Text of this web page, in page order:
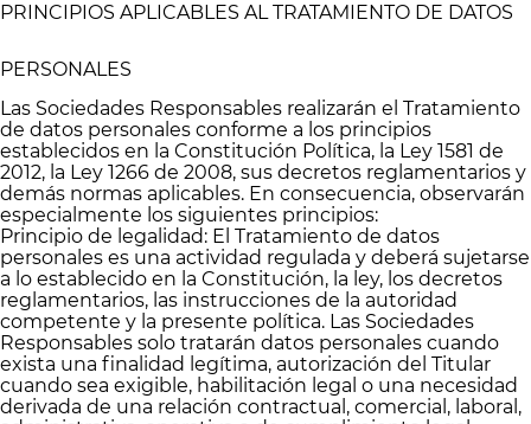
PRINCIPIOS APLICABLES AL TRATAMIENTO DE DATOS
PERSONALES
Las Sociedades Responsables realizarán el Tratamiento
de datos personales conforme a los principios
establecidos en la Constitución Política, la Ley 1581 de
2012, la Ley 1266 de 2008, sus decretos reglamentarios y
demás normas aplicables. En consecuencia, observarán
especialmente los siguientes principios:
Principio de legalidad: El Tratamiento de datos
personales es una actividad regulada y deberá sujetarse
a lo establecido en la Constitución, la ley, los decretos
reglamentarios, las instrucciones de la autoridad
competente y la presente política. Las Sociedades
Responsables solo tratarán datos personales cuando
exista una finalidad legítima, autorización del Titular
cuando sea exigible, habilitación legal o una necesidad
derivada de una relación contractual, comercial, laboral,